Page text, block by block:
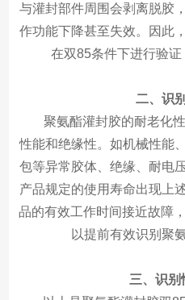
与灌封部件周围会剥离脱胶
作功能下降甚至失效。因此
在双85条件下进行验证
二、识
聚氨酯灌封胶的耐老化
性能和绝缘性。如机械性能
包等异常胶体、绝缘、耐电
产品规定的使用寿命出现上
品的有效工作时间接近故障
以提前有效识别聚
三、识别